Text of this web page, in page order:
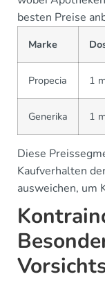
besten Preise
Marke
Propecia 1
Generika 1
Diese
Kaufverhalten
ausweichen, um